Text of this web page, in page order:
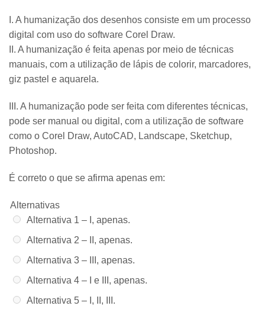
I. A humanização dos desenhos consiste em um processo
digital com uso do software Corel Draw.
II. A humanização é feita apenas por meio de técnicas
manuais, com a utilização de lápis de colorir, marcadores,
giz pastel e aquarela.
III. A humanização pode ser feita com diferentes técnicas,
pode ser manual ou digital, com a utilização de software
como o Corel Draw, AutoCAD, Landscape, Sketchup,
Photoshop.
É correto o que se afirma apenas em:
Alternativas
Alternativa 1 – I, apenas.
Alternativa 2 –
II, apenas.
Alternativa 3 –
III, apenas.
Alternativa 4 –
I e III, apenas.
Alternativa 5 – I, II, III.